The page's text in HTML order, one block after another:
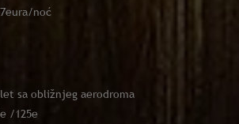
noć
sa obližnjeg aerodroma
/125e